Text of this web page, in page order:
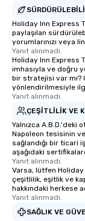
Holiday Inn Express
paylaşılan
yorumlarınızı veya
Yanıt alınmadı.
Holiday Inn Express
imhasıyla ve doğru
bir stratejisi var mı?
yönlendirilmesiyle
Yanıt alınmadı.
ÇEŞITLILIK VE
Yalnızca A.B.D.'deki
Napoleon tesisinin
sağlandığı bir ticari
aşağıdaki
Yanıt alınmadı.
Varsa, lütfen
çeşitlilik, eşitlik ve
hakkındaki herkese
Yanıt alınmadı.
SAĞLIK VE